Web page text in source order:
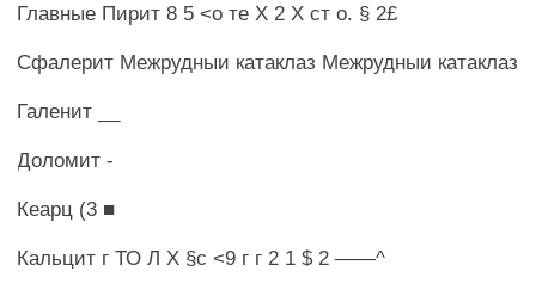
Главные Пирит 8 5 <о те X 2 X ст о. § 2£
Сфалерит Межрудныи катаклаз Межрудныи катаклаз
Галенит __
Доломит -
Кеарц (3 ■
Кальцит г ТО Л X §с <9 г г 2 1 $ 2 ——^